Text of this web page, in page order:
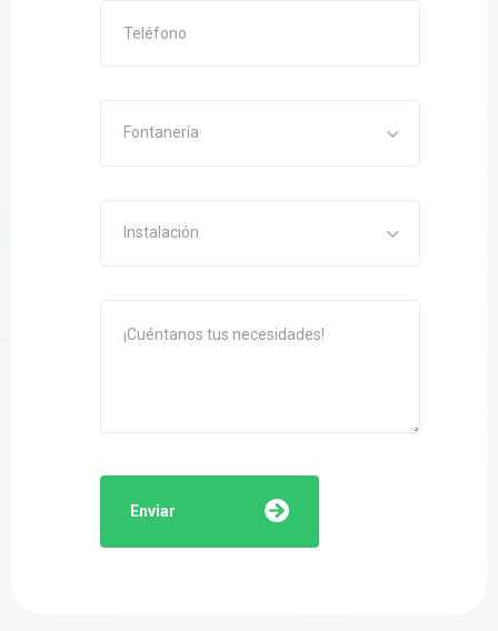
Fontanería
Instalación
Enviar